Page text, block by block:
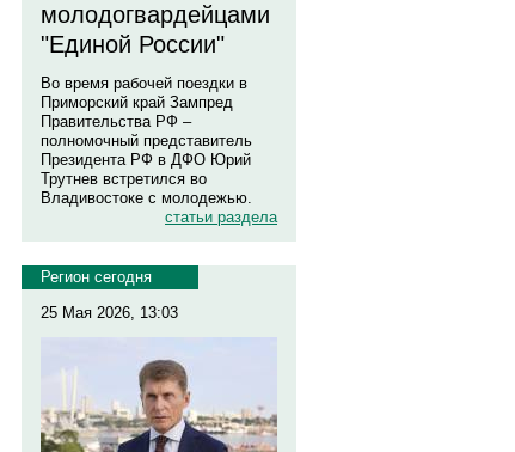
молодогвардейцами
"Единой России"
Во время рабочей поездки в
Приморский край Зампред
Правительства РФ –
полномочный представитель
Президента РФ в ДФО Юрий
Трутнев встретился во
Владивостоке с молодежью.
статьи раздела
Регион сегодня
25 Мая 2026, 13:03